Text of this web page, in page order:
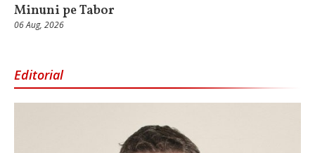
Minuni pe Tabor
06 Aug, 2026
Editorial